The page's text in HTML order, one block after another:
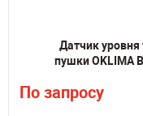
Датчик
пушки OKLIMA
По запросу